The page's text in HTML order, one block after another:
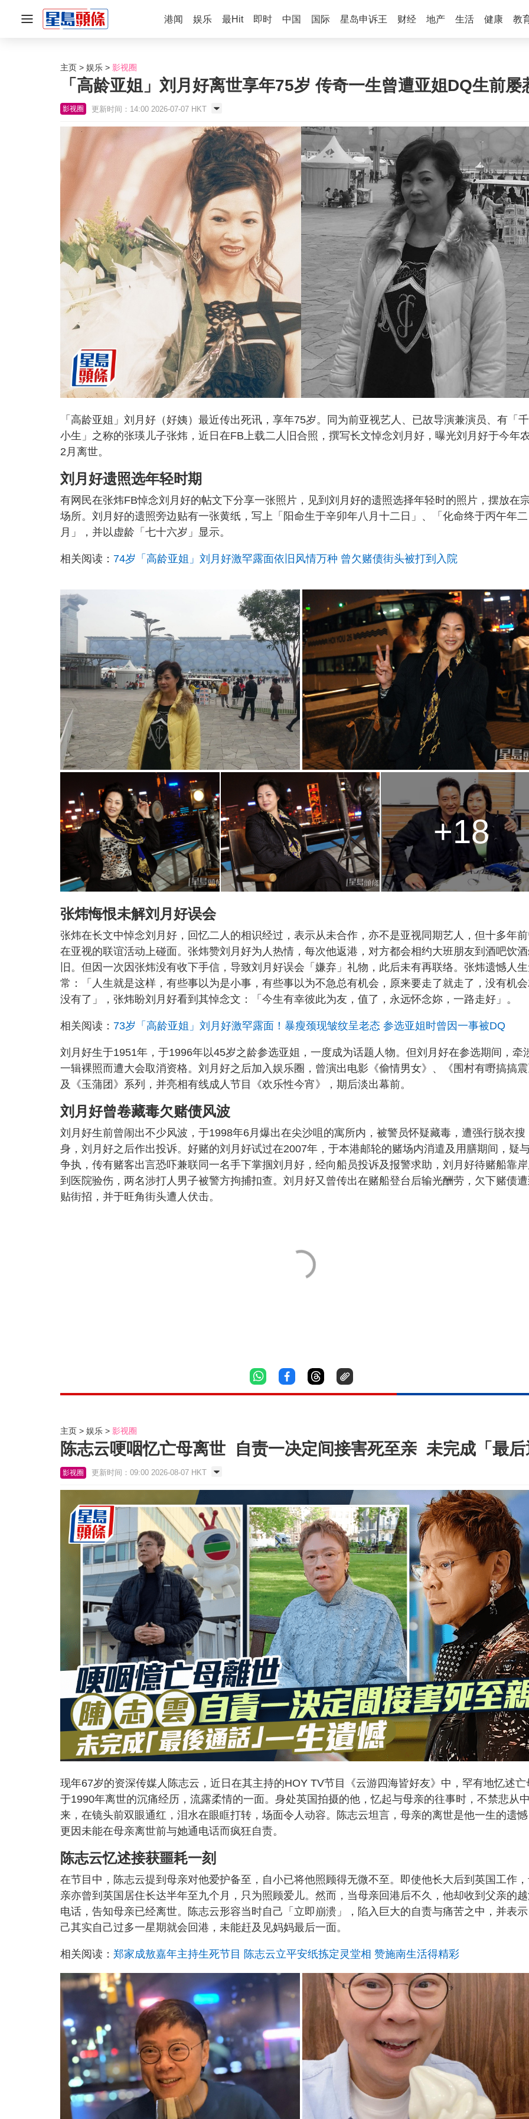
港闻 娱乐 最Hit 即时 中国 国际 星岛申诉王 财经 地产 生活 健康 教
主页 娱乐 影视圈
「高龄亚姐」刘月好离世享年75岁 传奇一生曾遭亚姐DQ生前屡
影视圈 更新时间：14:00 2026-07-07 HKT
「高龄亚姐」刘月好（好姨）最近传出死讯，享年75岁。同为前亚视艺人、已故导演兼演员、有「
小生」之称的张瑛儿子张炜，近日在FB上载二人旧合照，撰写长文悼念刘月好，曝光刘月好于今年
2月离世。
刘月好遗照选年轻时期
有网民在张炜FB悼念刘月好的帖文下分享一张照片，见到刘月好的遗照选择年轻时的照片，摆放在
场所。刘月好的遗照旁边贴有一张黄纸，写上「阳命生于辛卯年八月十二日」、「化命终于丙午年二
月」，并以虚龄「七十六岁」显示。
相关阅读： 74岁「高龄亚姐」刘月好激罕露面依旧风情万种 曾欠赌债街头被打到入院
+18
张炜悔恨未解刘月好误会
张炜在长文中悼念刘月好，回忆二人的相识经过，表示从未合作，亦不是亚视同期艺人，但十多年前
在亚视的联谊活动上碰面。张炜赞刘月好为人热情，每次他返港，对方都会相约大班朋友到酒吧饮酒
旧。但因一次因张炜没有收下手信，导致刘月好误会「嫌弃」礼物，此后未有再联络。张炜遗憾人
常：「人生就是这样，有些事以为是小事，有些事以为不急总有机会，原来要走了就走了，没有机
没有了」，张炜盼刘月好看到其悼念文：「今生有幸彼此为友，值了，永远怀念妳，一路走好」。
相关阅读： 73岁「高龄亚姐」刘月好激罕露面！暴瘦颈现皱纹呈老态 参选亚姐时曾因一事被DQ
刘月好生于1951年，于1996年以45岁之龄参选亚姐，一度成为话题人物。但刘月好在参选期间，牵
一辑裸照而遭大会取消资格。刘月好之后加入娱乐圈，曾演出电影《偷情男女》、《围村有嘢搞搞震
及《玉蒲团》系列，并亮相有线成人节目《欢乐性今宵》，期后淡出幕前。
刘月好曾卷藏毒欠赌债风波
刘月好生前曾闹出不少风波，于1998年6月爆出在尖沙咀的寓所内，被警员怀疑藏毒，遭强行脱衣搜
身，刘月好之后作出投诉。好赌的刘月好试过在2007年，于本港邮轮的赌场内消遣及用膳期间，疑
争执，传有赌客出言恐吓兼联同一名手下掌掴刘月好，经向船员投诉及报警求助，刘月好待赌船靠
到医院验伤，两名涉打人男子被警方拘捕扣查。刘月好又曾传出在赌船登台后输光酬劳，欠下赌债遭
贴街招，并于旺角街头遭人伏击。
主页 娱乐 影视圈
陈志云哽咽忆亡母离世 自责一决定间接害死至亲 未完成「最
影视圈 更新时间：09:00 2026-08-07 HKT
现年67岁的资深传媒人陈志云，近日在其主持的HOY TV节目《云游四海皆好友》中，罕有地忆述亡
于1990年离世的沉痛经历，流露柔情的一面。身处英国拍摄的他，忆起与母亲的往事时，不禁悲从中
来，在镜头前双眼通红，泪水在眼眶打转，场面令人动容。陈志云坦言，母亲的离世是他一生的遗憾
更因未能在母亲离世前与她通电话而疯狂自责。
陈志云忆述接获噩耗一刻
在节目中，陈志云提到母亲对他爱护备至，自小已将他照顾得无微不至。即使他长大后到英国工作
亲亦曾到英国居住长达半年至九个月，只为照顾爱儿。然而，当母亲回港后不久，他却收到父亲的
电话，告知母亲已经离世。陈志云形容当时自己「立即崩溃」，陷入巨大的自责与痛苦之中，并表示
己其实自己过多一星期就会回港，未能赶及见妈妈最后一面。
相关阅读： 郑家成敖嘉年主持生死节目 陈志云立平安纸拣定灵堂相 赞施南生活得精彩